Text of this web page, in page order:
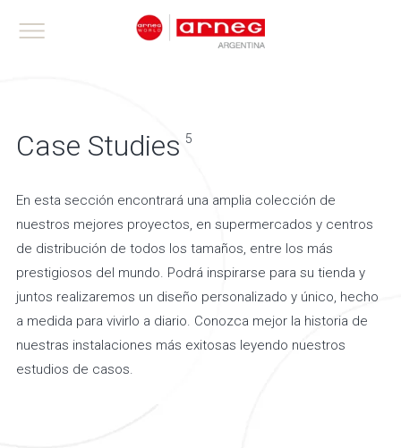
Case Studies 5
En esta sección encontrará una amplia colección de
nuestros mejores proyectos, en supermercados y centros
de distribución de todos los tamaños, entre los más
prestigiosos del mundo. Podrá inspirarse para su tienda y
juntos realizaremos un diseño personalizado y único, hecho
a medida para vivirlo a diario. Conozca mejor la historia de
nuestras instalaciones más exitosas leyendo nuestros
estudios de casos.